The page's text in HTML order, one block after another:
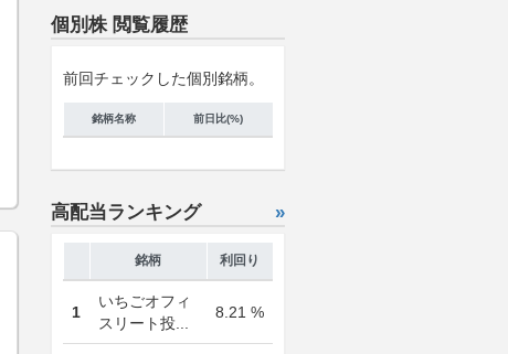
個別株 閲覧履歴
前回チェックした個別銘柄。
銘柄名称 前日比(%)
高配当ランキング »
銘柄 利回り
1
いちごオフィ
スリート投...
8.21 %